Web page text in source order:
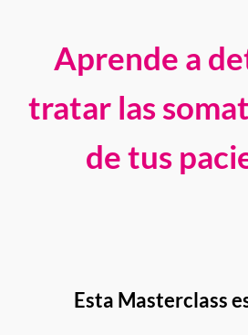
Aprende a
tratar las
de tus
Esta Masterclass